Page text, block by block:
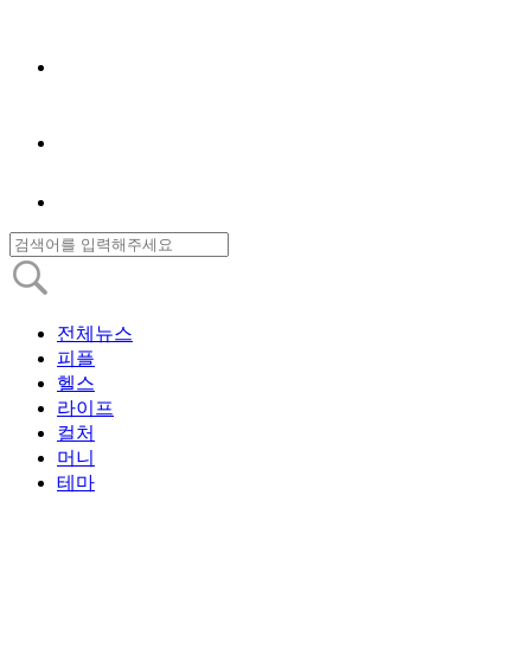
전체뉴스
피플
헬스
라이프
컬처
머니
테마